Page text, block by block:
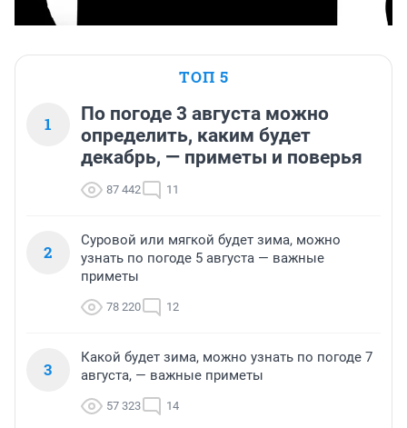
ТОП 5
1
По погоде 3 августа можно
определить, каким будет
декабрь, — приметы и поверья
87 442 11
2
Суровой или мягкой будет зима, можно
узнать по погоде 5 августа — важные
приметы
78 220 12
3
Какой будет зима, можно узнать по погоде 7
августа, — важные приметы
57 323 14